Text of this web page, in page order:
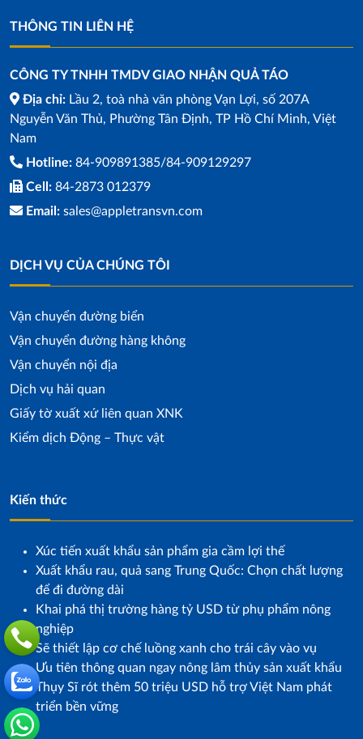
THÔNG TIN LIÊN HỆ
CÔNG TY TNHH TMDV GIAO NHẬN QUẢ TÁO
Địa chỉ: Lầu 2, toà nhà văn phòng Vạn Lợi, số 207A
Nguyễn Văn Thủ, Phường Tân Định, TP Hồ Chí Minh, Việt
Nam
Hotline: 84-909891385/84-909129297
Cell: 84-2873 012379
Email: sales@appletransvn.com
DỊCH VỤ CỦA CHÚNG TÔI
Vận chuyển đường biển
Vận chuyển đường hàng không
Vận chuyển nội địa
Dịch vụ hải quan
Giấy tờ xuất xứ liên quan XNK
Kiểm dịch Động – Thực vật
Kiến thức
Xúc tiến xuất khẩu sản phẩm gia cầm lợi thế
Xuất khẩu rau, quả sang Trung Quốc: Chọn chất lượng
để đi đường dài
Khai phá thị trường hàng tỷ USD từ phụ phẩm nông
nghiệp
Sẽ thiết lập cơ chế luồng xanh cho trái cây vào vụ
Ưu tiên thông quan ngay nông lâm thủy sản xuất khẩu
Thụy Sĩ rót thêm 50 triệu USD hỗ trợ Việt Nam phát
triển bền vững